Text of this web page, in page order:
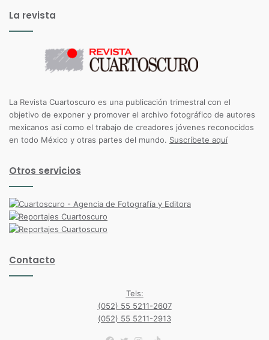
La revista
La Revista Cuartoscuro es una publicación trimestral con el
objetivo de exponer y promover el archivo fotográfico de autores
mexicanos así como el trabajo de creadores jóvenes reconocidos
en todo México y otras partes del mundo. Suscríbete aquí
Otros servicios
Contacto
Tels:
(052) 55 5211-2607
(052) 55 5211-2913